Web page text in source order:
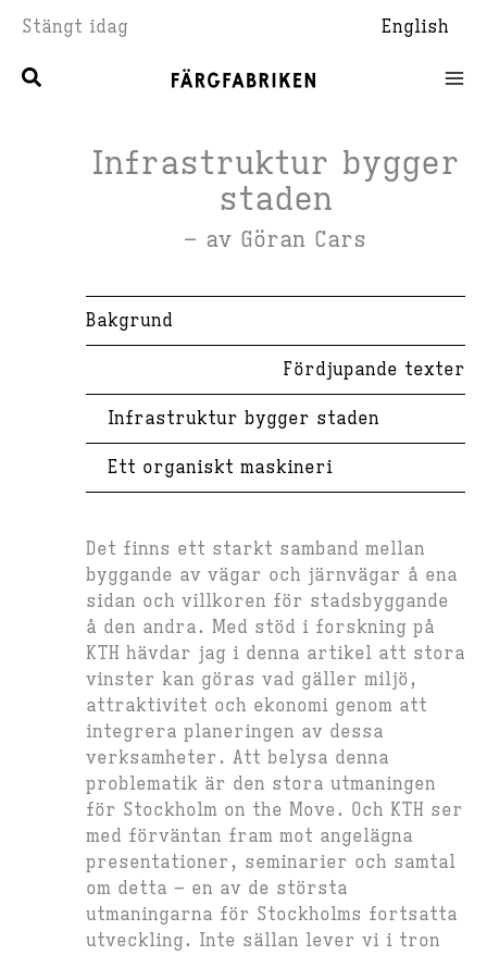
till
innehåll
Stängt idag English
Infrastruktur bygger
staden
– av Göran Cars
Bakgrund
Fördjupande texter
Infrastruktur bygger staden
Ett organiskt maskineri
Det finns ett starkt samband mellan
byggande av vägar och järnvägar å ena
sidan och villkoren för stadsbyggande
å den andra. Med stöd i forskning på
KTH hävdar jag i denna artikel att stora
vinster kan göras vad gäller miljö,
attraktivitet och ekonomi genom att
integrera planeringen av dessa
verksamheter. Att belysa denna
problematik är den stora utmaningen
för Stockholm on the Move. Och KTH ser
med förväntan fram mot angelägna
presentationer, seminarier och samtal
om detta – en av de största
utmaningarna för Stockholms fortsatta
utveckling. Inte sällan lever vi i tron